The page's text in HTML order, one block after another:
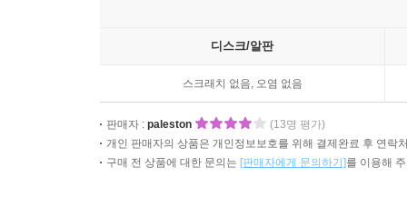
디스크/알판
스크래치 없음, 오염 없음
판매자 : paleston
(13명 평가)
개인 판매자의 상품은 개인정보보호를 위해 결제완료 후 연락
구매 전 상품에 대한 문의는 [판매자에게 문의하기]를 이용해